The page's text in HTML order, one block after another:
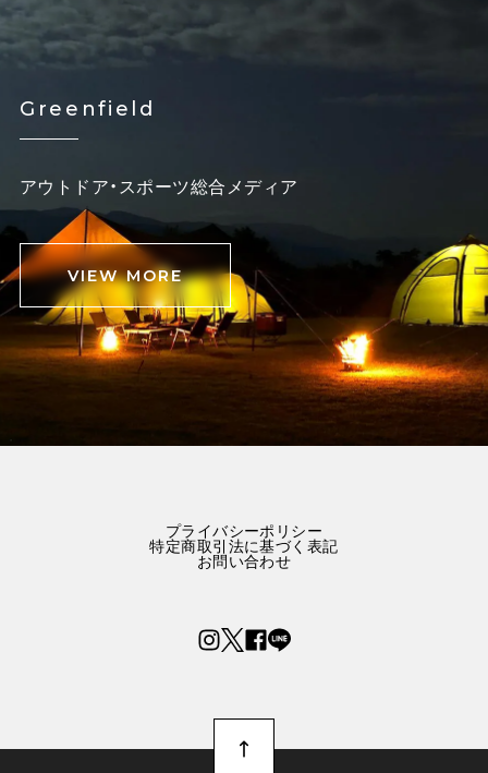
Greenfield
アウトドア・スポーツ総合メディア
VIEW MORE
プライバシーポリシー
特定商取引法に基づく表記
お問い合わせ